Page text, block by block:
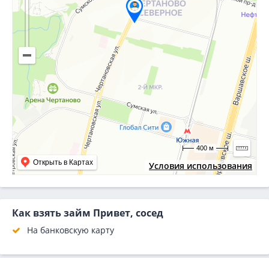
Условия использования
Открыть в Картах
400 м
Как взять займ Привет, сосед
На банковскую карту